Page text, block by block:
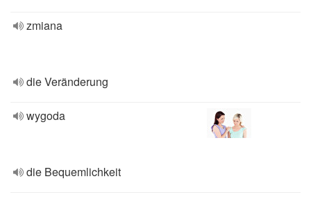
zmiana
die Veränderung
wygoda
die Bequemlichkeit